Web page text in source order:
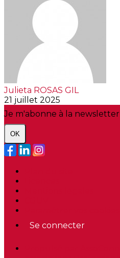
Julieta ROSAS GIL
21 juillet 2025
Je m'abonne à la newsletter
OK
Se connecter